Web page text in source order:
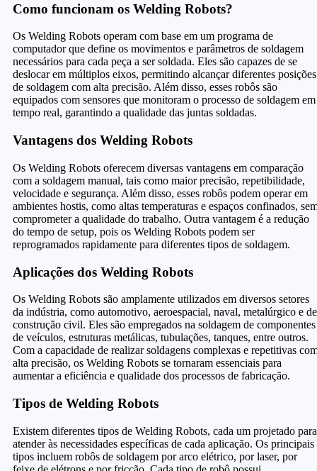
Como funcionam os Welding Robots?
Os Welding Robots operam com base em um programa de
computador que define os movimentos e parâmetros de soldagem
necessários para cada peça a ser soldada. Eles são capazes de se
deslocar em múltiplos eixos, permitindo alcançar diferentes posições
de soldagem com alta precisão. Além disso, esses robôs são
equipados com sensores que monitoram o processo de soldagem em
tempo real, garantindo a qualidade das juntas soldadas.
Vantagens dos Welding Robots
Os Welding Robots oferecem diversas vantagens em comparação
com a soldagem manual, tais como maior precisão, repetibilidade,
velocidade e segurança. Além disso, esses robôs podem operar em
ambientes hostis, como altas temperaturas e espaços confinados,
comprometer a qualidade do trabalho. Outra vantagem é a redução
do tempo de setup, pois os Welding Robots podem ser
reprogramados rapidamente para diferentes tipos de soldagem.
Aplicações dos Welding Robots
Os Welding Robots são amplamente utilizados em diversos setores
da indústria, como automotivo, aeroespacial, naval, metalúrgico e de
construção civil. Eles são empregados na soldagem de componentes
de veículos, estruturas metálicas, tubulações, tanques, entre outros.
Com a capacidade de realizar soldagens complexas e repetitivas
alta precisão, os Welding Robots se tornaram essenciais para
aumentar a eficiência e qualidade dos processos de fabricação.
Tipos de Welding Robots
Existem diferentes tipos de Welding Robots, cada um projetado para
atender às necessidades específicas de cada aplicação. Os principais
tipos incluem robôs de soldagem por arco elétrico, por laser, por